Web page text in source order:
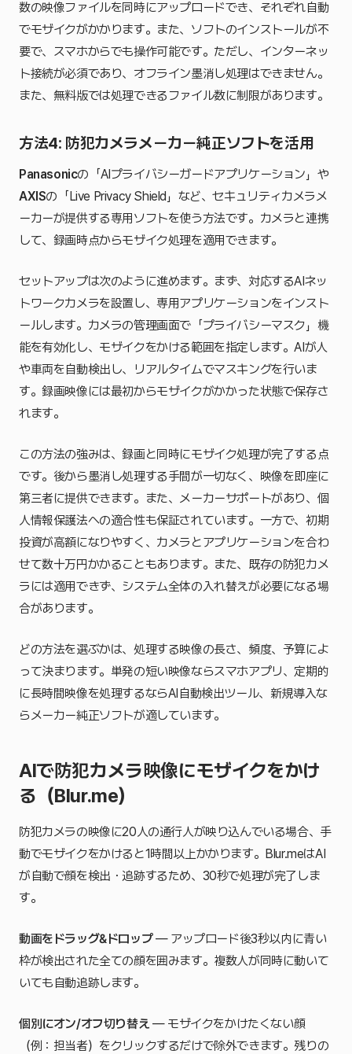
数の映像ファイルを同時にアップロードでき、それぞれ自動
でモザイクがかかります。また、ソフトのインストールが不
要で、スマホからでも操作可能です。ただし、インターネッ
ト接続が必須であり、オフライン墨消し処理はできません。
また、無料版では処理できるファイル数に制限があります。
方法4: 防犯カメラメーカー純正ソフトを活用
Panasonicの「AIプライバシーガードアプリケーション」や
AXISの「Live Privacy Shield」など、セキュリティカメラメ
ーカーが提供する専用ソフトを使う方法です。カメラと連携
して、録画時点からモザイク処理を適用できます。
セットアップは次のように進めます。まず、対応するAIネッ
トワークカメラを設置し、専用アプリケーションをインスト
ールします。カメラの管理画面で「プライバシーマスク」機
能を有効化し、モザイクをかける範囲を指定します。AIが人
や車両を自動検出し、リアルタイムでマスキングを行いま
す。録画映像には最初からモザイクがかかった状態で保存さ
れます。
この方法の強みは、録画と同時にモザイク処理が完了する点
です。後から墨消し処理する手間が一切なく、映像を即座に
第三者に提供できます。また、メーカーサポートがあり、個
人情報保護法への適合性も保証されています。一方で、初期
投資が高額になりやすく、カメラとアプリケーションを合わ
せて数十万円かかることもあります。また、既存の防犯カメ
ラには適用できず、システム全体の入れ替えが必要になる場
合があります。
どの方法を選ぶかは、処理する映像の長さ、頻度、予算によ
って決まります。単発の短い映像ならスマホアプリ、定期的
に長時間映像を処理するならAI自動検出ツール、新規導入な
らメーカー純正ソフトが適しています。
AIで防犯カメラ映像にモザイクをかけ
る（Blur.me）
防犯カメラの映像に20人の通行人が映り込んでいる場合、手
動でモザイクをかけると1時間以上かかります。Blur.meはAI
が自動で顔を検出・追跡するため、30秒で処理が完了しま
す。
動画をドラッグ&ドロップ— アップロード後3秒以内に青い
枠が検出された全ての顔を囲みます。複数人が同時に動いて
いても自動追跡します。
個別にオン/オフ切り替え — モザイクをかけたくない顔
（例：担当者）をクリックするだけで除外できます。残りの